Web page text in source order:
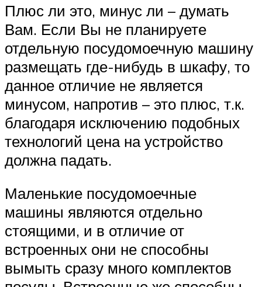
Плюс ли это, минус ли – думать
Вам. Если Вы не планируете
отдельную посудомоечную машину
размещать где-нибудь в шкафу, то
данное отличие не является
минусом, напротив – это плюс, т.к.
благодаря исключению подобных
технологий цена на устройство
должна падать.
Маленькие посудомоечные
машины являются отдельно
стоящими, и в отличие от
встроенных они не способны
вымыть сразу много комплектов